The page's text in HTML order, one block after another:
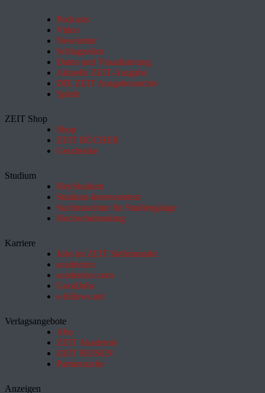
Podcasts
Video
Newsletter
Schlagzeilen
Daten und Visualisierung
Aktuelle ZEIT-Ausgabe
DIE ZEIT Ausgabenarchiv
Spiele
ZEIT Shop
Shop
ZEIT BÜCHER
Geschenke
Studium
HeyStudium
Studium-Interessentest
Suchmaschine für Studiengänge
Hochschulranking
Karriere
Jobs im ZEIT Stellenmarkt
academics
academics.com
GoodJobs
e-fellows.net
Verlagsangebote
Abo
ZEIT Akademie
ZEIT REISEN
Partnersuche
Anzeigen